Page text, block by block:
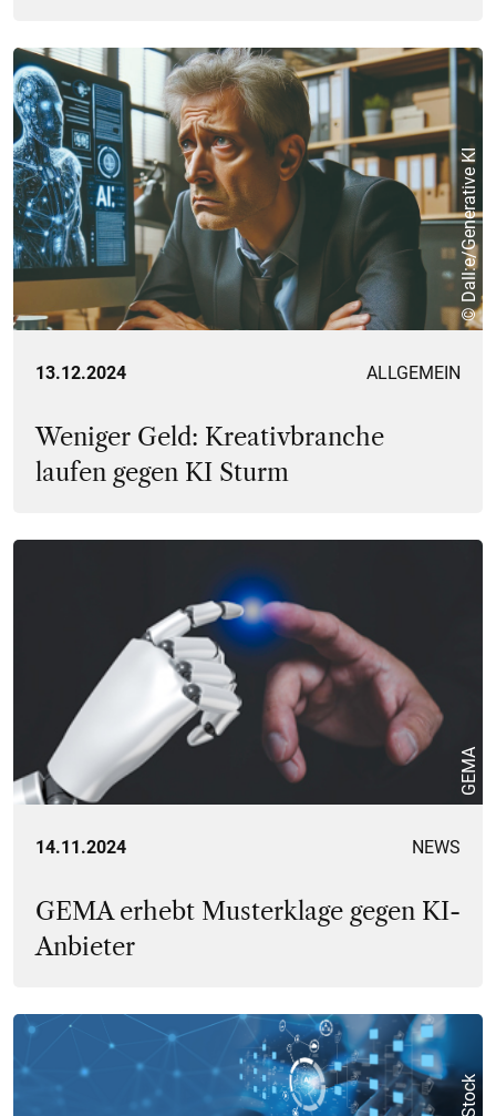
© Dall:e/Generative KI
13.12.2024 ALLGEMEIN
Weniger Geld: Kreativbranche
laufen gegen KI Sturm
GEMA
14.11.2024 NEWS
GEMA erhebt Musterklage gegen KI-
Anbieter